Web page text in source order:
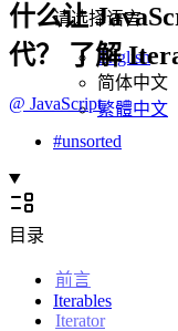
请选择语言
English
简体中文
繁體中文
什么让
代？ 了解
@ JavaScript
#unsorted
目录
前言
Iterables
Iterator